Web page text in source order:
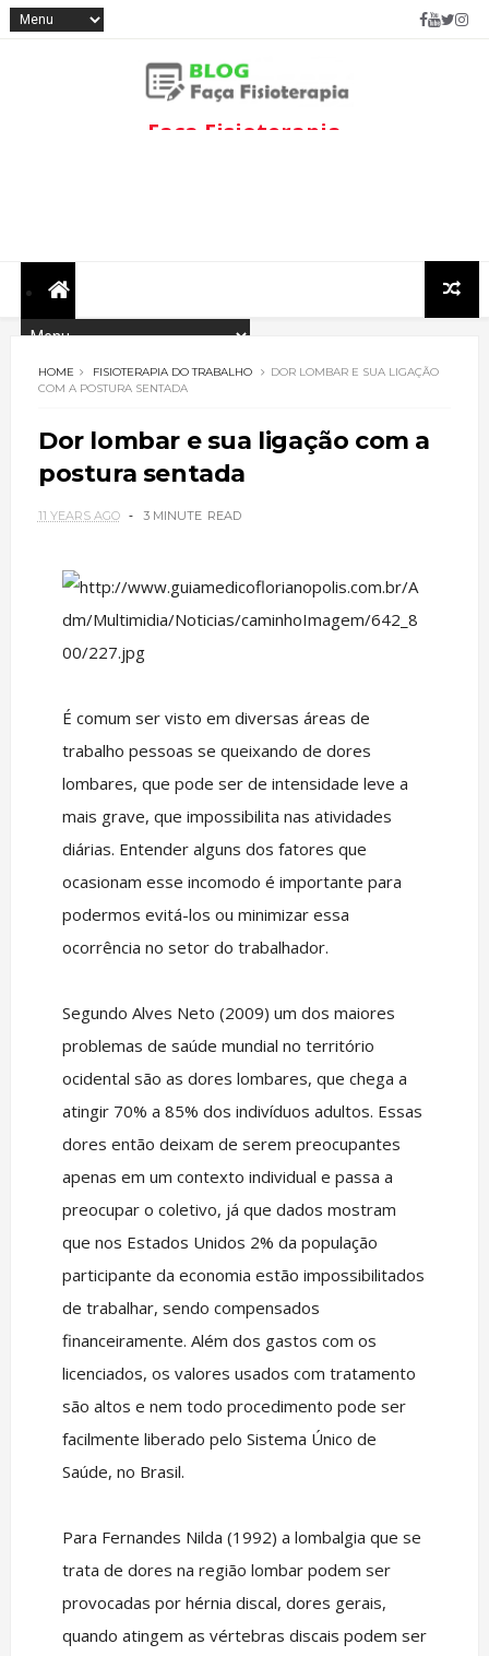
Faça Fisioterapia
HOME FISIOTERAPIA DO TRABALHO
DOR LOMBAR E SUA LIGAÇÃO
COM A POSTURA SENTADA
Dor lombar e sua ligação com a
postura sentada
11 YEARS AGO 3 MINUTE READ
É comum ser visto em diversas áreas de
trabalho pessoas se queixando de dores
lombares, que pode ser de intensidade leve a
mais grave, que impossibilita nas atividades
diárias. Entender alguns dos fatores que
ocasionam esse incomodo é importante para
podermos evitá-los ou minimizar essa
ocorrência no setor do trabalhador.
Segundo Alves Neto (2009) um dos maiores
problemas de saúde mundial no território
ocidental são as dores lombares, que chega a
atingir 70% a 85% dos indivíduos adultos. Essas
dores então deixam de serem preocupantes
apenas em um contexto individual e passa a
preocupar o coletivo, já que dados mostram
que nos Estados Unidos 2% da população
participante da economia estão impossibilitados
de trabalhar, sendo compensados
financeiramente. Além dos gastos com os
licenciados, os valores usados com tratamento
são altos e nem todo procedimento pode ser
facilmente liberado pelo Sistema Único de
Saúde, no Brasil.
Para Fernandes Nilda (1992) a lombalgia que se
trata de dores na região lombar podem ser
provocadas por hérnia discal, dores gerais,
quando atingem as vértebras discais podem ser